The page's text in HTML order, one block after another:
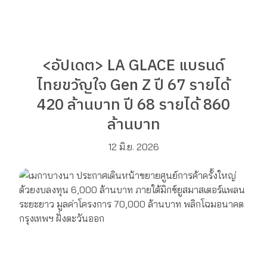
<อัปเดต> LA GLACE แบรนด์
ไทยขวัญใจ Gen Z ปี 67 รายได้
420 ล้านบาท ปี 68 รายได้ 860
ล้านบาท
12 มิ.ย. 2026